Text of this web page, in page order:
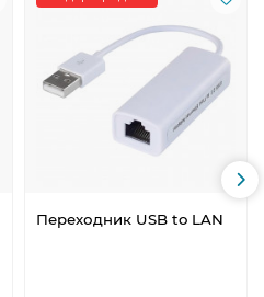
Переходник USB to LAN